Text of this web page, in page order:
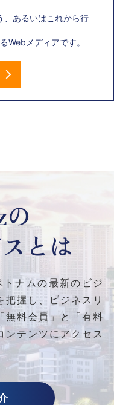
、あるいはこれから行
Webメディアです。
とは
ナムの最新のビジ
把握し、ビジネスリ
「無料会員」と「有料
ンテンツにアクセス